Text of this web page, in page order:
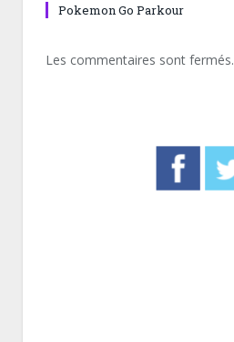
Pokemon Go Parkour
Les commentaires sont fermés.